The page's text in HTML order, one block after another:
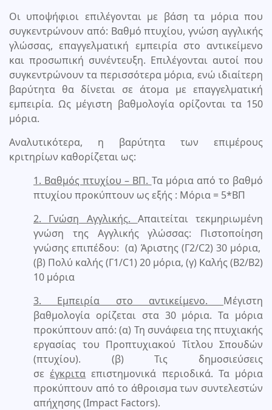
Οι υποψήφιοι επιλέγονται με βάση τα μόρια που
συγκεντρώνουν από: Βαθμό πτυχίου, γνώση αγγλικής
γλώσσας, επαγγελματική εμπειρία στο αντικείμενο
και προσωπική συνέντευξη. Επιλέγονται αυτοί που
συγκεντρώνουν τα περισσότερα μόρια, ενώ ιδιαίτερη
βαρύτητα θα δίνεται σε άτομα με επαγγελματική
εμπειρία. Ως μέγιστη βαθμολογία ορίζονται τα 150
μόρια.
Αναλυτικότερα, η βαρύτητα των επιμέρους
κριτηρίων καθορίζεται ως:
1. Βαθμός πτυχίου – ΒΠ. Τα μόρια από το βαθμό
πτυχίου προκύπτουν ως εξής : Μόρια = 5*ΒΠ
2. Γνώση Αγγλικής. Απαιτείται τεκμηριωμένη
γνώση της Αγγλικής γλώσσας: Πιστοποίηση
γνώσης επιπέδου: (α) Άριστης (Γ2/C2) 30 μόρια,
(β) Πολύ καλής (Γ1/C1) 20 μόρια, (γ) Καλής (Β2/B2)
10 μόρια
3. Εμπειρία στο αντικείμενο. Μέγιστη
βαθμολογία ορίζεται στα 30 μόρια. Τα μόρια
προκύπτουν από: (α) Τη συνάφεια της πτυχιακής
εργασίας του Προπτυχιακού Τίτλου Σπουδών
(πτυχίου). (β) Τις δημοσιεύσεις
σεέγκριτα επιστημονικά περιοδικά. Τα μόρια
προκύπτουν από το άθροισμα των συντελεστών
απήχησης (Impact Factors).